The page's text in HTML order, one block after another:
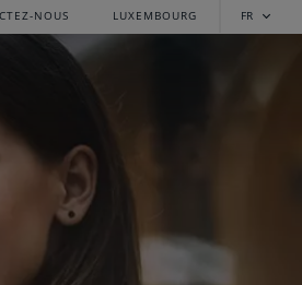
NOUS LUXEMBOURG FR